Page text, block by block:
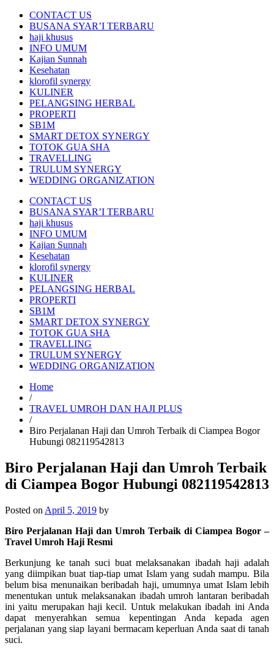
CONTACT US
BUSANA SYAR’I TERBARU
haji khusus
INFO UMUM
Kajian Sunnah
Kesehatan
klorofil synergy
KULINER
PELANGSING HERBAL
PROPERTI
SB1M
SMART DETOX SYNERGY
TOTOK GUA SHA
TRAVELLING
TRULUM SYNERGY
WEDDING ORGANIZATION
CONTACT US
BUSANA SYAR’I TERBARU
haji khusus
INFO UMUM
Kajian Sunnah
Kesehatan
klorofil synergy
KULINER
PELANGSING HERBAL
PROPERTI
SB1M
SMART DETOX SYNERGY
TOTOK GUA SHA
TRAVELLING
TRULUM SYNERGY
WEDDING ORGANIZATION
Home
/
TRAVEL UMROH DAN HAJI PLUS
/
Biro Perjalanan Haji dan Umroh Terbaik di Ciampea Bogor
Hubungi 082119542813
Biro Perjalanan Haji dan Umroh Terbaik
di Ciampea Bogor Hubungi 082119542813
Posted on April 5, 2019 by
Biro Perjalanan Haji dan Umroh Terbaik di Ciampea Bogor –
Travel Umroh Haji Resmi
Berkunjung ke tanah suci buat melaksanakan ibadah haji adalah
yang diimpikan buat tiap-tiap umat Islam yang sudah mampu. Bila
belum bisa menunaikan beribadah haji, umumnya umat Islam lebih
menentukan untuk melaksanakan ibadah umroh lantaran beribadah
ini yaitu merupakan haji kecil. Untuk melakukan ibadah ini Anda
dapat menyerahkan semua kepentingan Anda kepada agen
perjalanan yang siap layani bermacam keperluan Anda saat di tanah
suci.